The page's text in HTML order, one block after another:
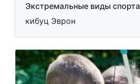
Экстремальные виды спорта
кибуц Эврон